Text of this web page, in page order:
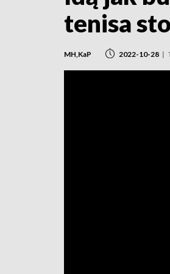
tenisa
MH,KaP 2022-10-28 |